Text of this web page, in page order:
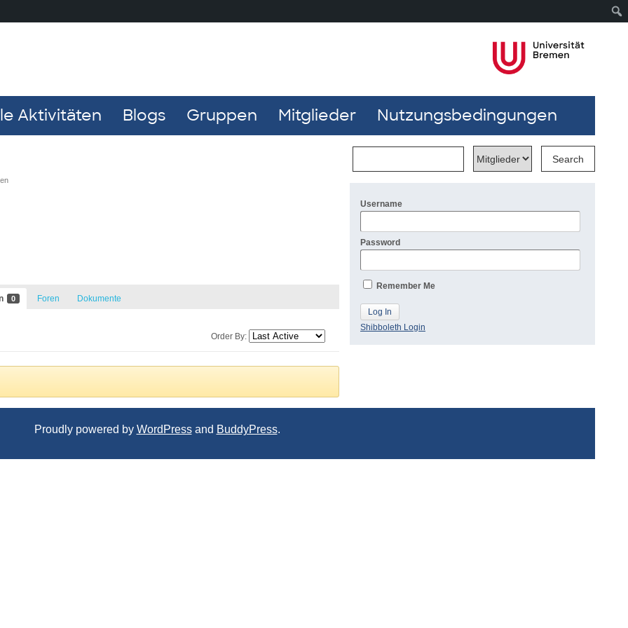
Aktivitäten Blogs Gruppen Mitglieder Nutzungsbedingungen
0 Foren Dokumente
Order By:
Username
Password
Remember Me
Shibboleth Login
Proudly powered by WordPressand BuddyPress.